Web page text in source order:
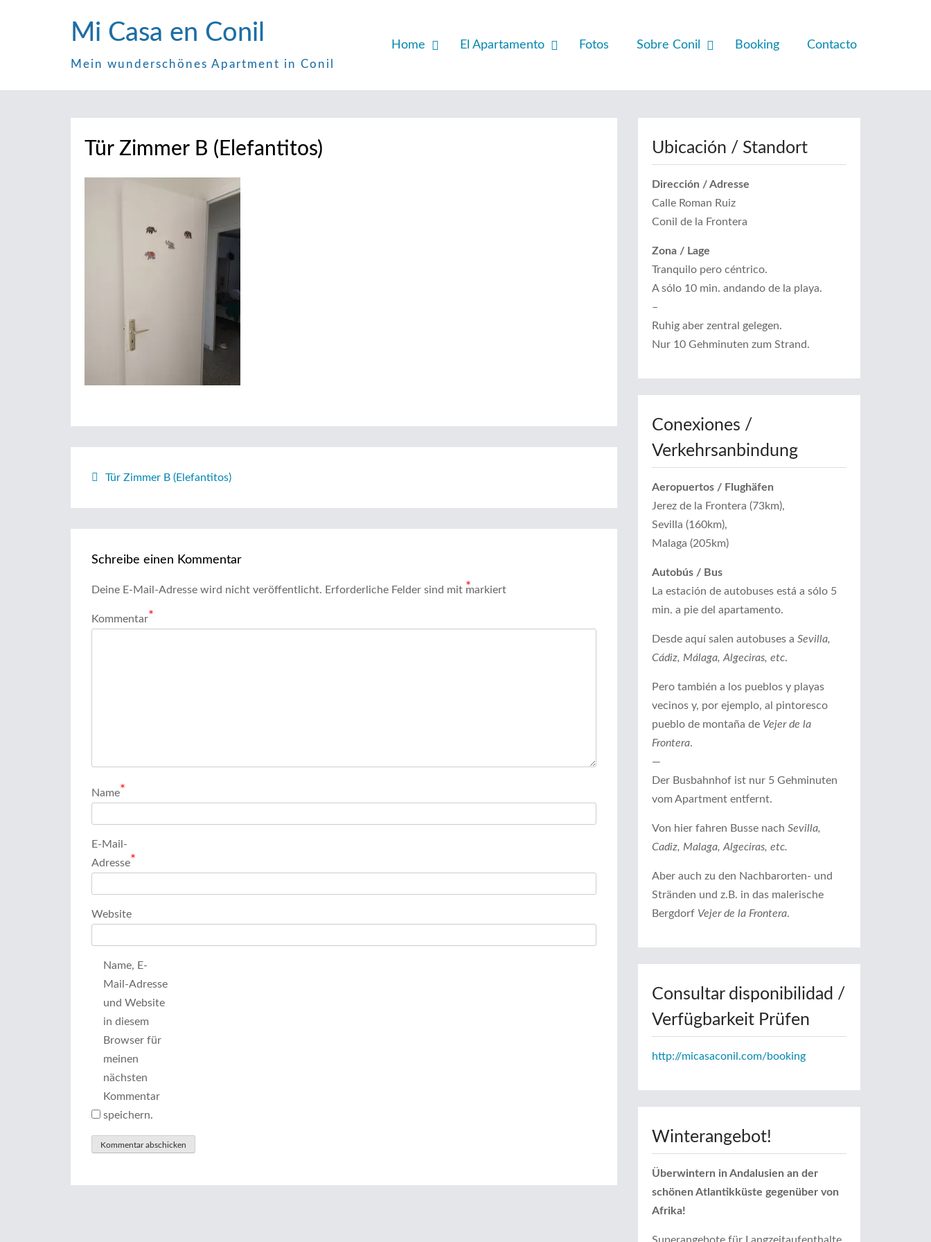
Mi Casa en Conil
Mein wunderschönes Apartment in Conil
Home El Apartamento Fotos Sobre Conil Booking Contacto
Tür Zimmer B (Elefantitos)
Beitragsnavigation
Tür Zimmer B (Elefantitos)
Schreibe einen Kommentar
Deine E-Mail-Adresse wird nicht veröffentlicht. Erforderliche Felder sind mit *
markiert
Kommentar*
Name*
E-Mail-
Adresse*
Website
Name, E-
Mail-Adresse
und Website
in diesem
Browser für
meinen
nächsten
Kommentar
speichern.
Ubicación / Standort
Dirección / Adresse
Calle Roman Ruiz
Conil de la Frontera
Zona / Lage
Tranquilo pero céntrico.
A sólo 10 min. andando de la playa.
–
Ruhig aber zentral gelegen.
Nur 10 Gehminuten zum Strand.
Conexiones /
Verkehrsanbindung
Aeropuertos / Flughäfen
Jerez de la Frontera (73km),
Sevilla (160km),
Malaga (205km)
Autobús / Bus
La estación de autobuses está a sólo 5
min. a pie del apartamento.
Desde aquí salen autobuses a Sevilla,
Cádiz, Málaga, Algeciras, etc.
Pero también a los pueblos y playas
vecinos y, por ejemplo, al pintoresco
pueblo de montaña de Vejer de la
Frontera.
—
Der Busbahnhof ist nur 5 Gehminuten
vom Apartment entfernt.
Von hier fahren Busse nach Sevilla,
Cadiz, Malaga, Algeciras, etc.
Aber auch zu den Nachbarorten- und
Stränden und z.B. in das malerische
Bergdorf Vejer de la Frontera.
Consultar disponibilidad /
Verfügbarkeit Prüfen
http://micasaconil.com/booking
Winterangebot!
Überwintern in Andalusien an der
schönen Atlantikküste gegenüber von
Afrika!